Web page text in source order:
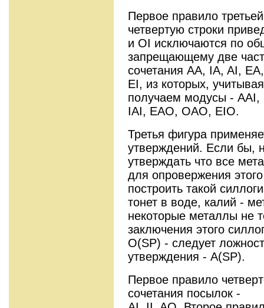
Первое правило
четвертую строки
и OI исключаются по
запрещающему две
сочетания АА, IA, AI,
EI, из которых,
получаем модусы - AAI,
IAI, EAO, OAO, EIO.
Третья фигура
утверждений. Если бы,
утверждать что все
для опровержения
построить такой
тонет в воде, калий -
некоторые металлы не
заключения этого
O(SP) - следует
утверждения - A(SP).
Первое правило
сочетания посылок -